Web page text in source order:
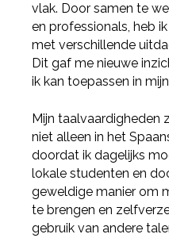
vlak. Door samen te
en professionals, heb
met verschillende
Dit gaf me nieuwe
ik kan toepassen in
Mijn taalvaardigheden
niet alleen in het
doordat ik dagelijks
lokale studenten en
geweldige manier om
te brengen en
gebruik van andere